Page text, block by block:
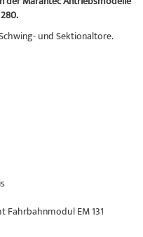
und Sektionaltore.
Fahrbahnmodul EM 131